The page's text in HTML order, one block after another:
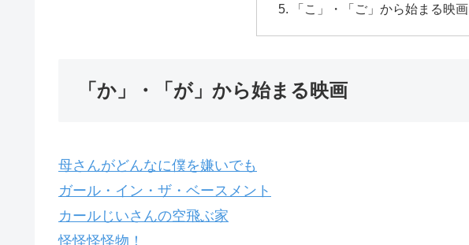
「こ」・「ご」から始まる映画
「か」・「が」から始まる映画
母さんがどんなに僕を嫌いでも
ガール・イン・ザ・ベースメント
カールじいさんの空飛ぶ家
怪怪怪怪物！